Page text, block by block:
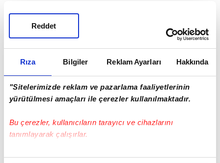
Rıza Bilgiler Reklam Ayarları Hakkında
"Sitelerimizde reklam ve pazarlama faaliyetlerinin
yürütülmesi amaçları ile çerezler kullanılmaktadır.
Bu çerezler, kullanıcıların tarayıcı ve cihazlarını
tanımlayarak çalışırlar.
Bu çerezlere izin vermeniz halinde sizlere özel
Reddet